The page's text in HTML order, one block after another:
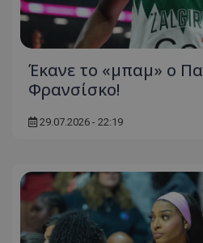
Έκανε το «μπαμ» ο
Φρανσίσκο!
29.07.2026 - 22:19